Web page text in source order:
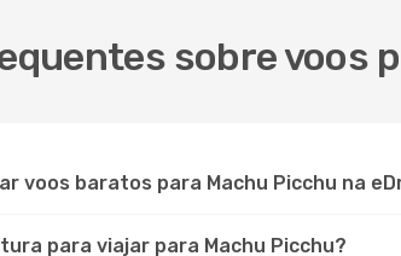
sobre voos
voos baratos para Machu Picchu na
para viajar para Machu Picchu?